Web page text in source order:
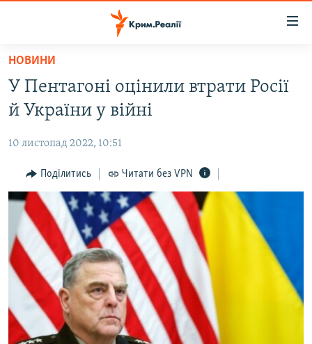
Перейти
основного
матеріалу
Перейти
до
навігації
Перейти
пошуку
ВІДЕО ТА ФОТО
ПОЛІТИКА
БЛОГИ
ПОГЛЯД
ІНТЕРВ'Ю
ВСЕ ЗА ДЕНЬ
СПЕЦПРОЕКТИ
ДЕПОРТАЦІЯ
ВІДЕОУРОКИ «ELIFBE»
ЯК ОБІЙТИ БЛОКУВАННЯ
Русский
НОВИНИ
У Пентагоні оцінили втрати Росії
й України у війні
10 листопад 2022, 10:51
Поділитись Читати без VPN